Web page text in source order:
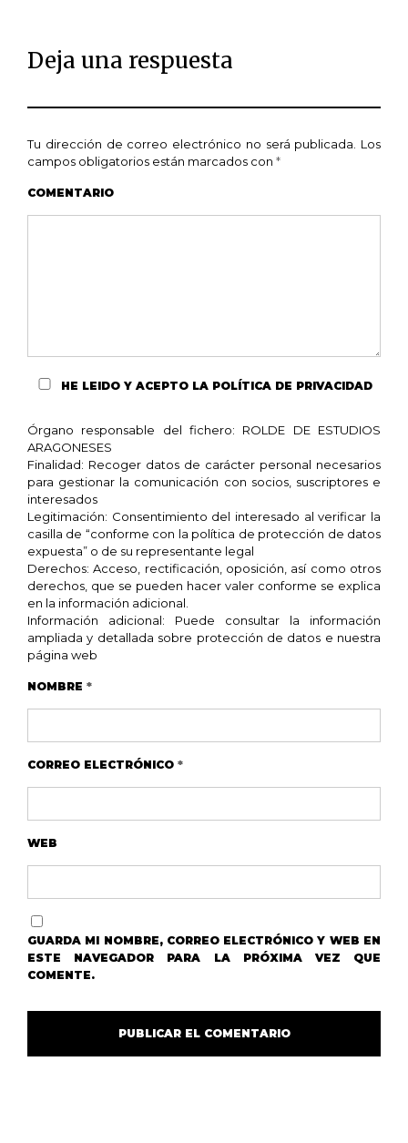
Deja una respuesta
Tu dirección de correo electrónico no será publicada.
Los
campos obligatorios están marcados con *
COMENTARIO
HE LEIDO Y ACEPTO LA POLÍTICA DE PRIVACIDAD
Órgano responsable del fichero: ROLDE DE ESTUDIOS
ARAGONESES
Finalidad: Recoger datos de carácter personal necesarios
para gestionar la comunicación con socios, suscriptores e
interesados
Legitimación: Consentimiento del interesado al verificar la
casilla de “conforme con la política de protección de datos
expuesta” o de su representante legal
Derechos: Acceso, rectificación, oposición, así como otros
derechos, que se pueden hacer valer conforme se explica
en la información adicional.
Información adicional: Puede consultar la información
ampliada y detallada sobre protección de datos e nuestra
página web
NOMBRE *
CORREO ELECTRÓNICO *
WEB
GUARDA MI NOMBRE, CORREO ELECTRÓNICO Y WEB EN
ESTE NAVEGADOR PARA LA PRÓXIMA VEZ QUE
COMENTE.